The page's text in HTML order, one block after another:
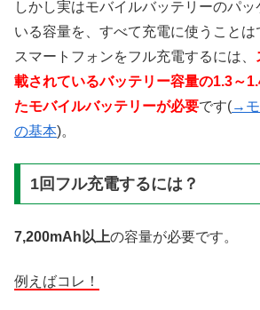
しかし実はモバイルバッテリーのパ
いる容量を、すべて充電に使うことは
スマートフォンをフル充電するには、
載されているバッテリー容量の1.3～
たモバイルバッテリーが必要です(→モ
の基本)。
1回フル充電するには？
7,200mAh以上の容量が必要です。
例えばコレ！